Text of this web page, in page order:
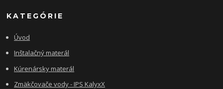
KATEGÓRIE
Úvod
Inštalačný materál
Kúrenársky materál
Zmäkčovače vody - IPS KalyxX